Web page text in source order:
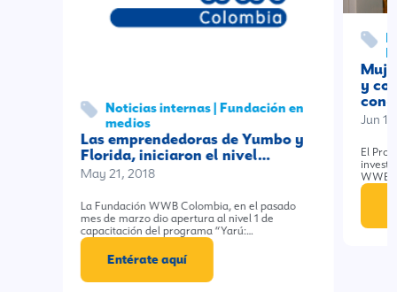
Noticias internas | Fundación en
medios
Las emprendedoras de Yumbo y
Florida, iniciaron el nivel…
May 21, 2018
La Fundación WWB Colombia, en el pasado
mes de marzo dio apertura al nivel 1 de
capacitación del programa “Yarú:…
Entérate aquí
y
Jun
El
WWB